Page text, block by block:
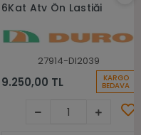
6Kat Atv Ön Lastiği
27914-DI2039
9.250,00 TL KARGO
BEDAVA